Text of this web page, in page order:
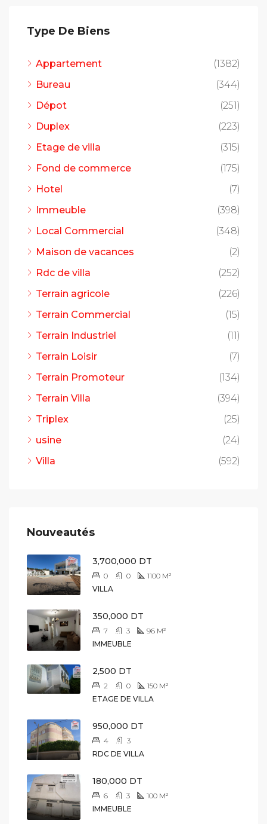
Type De Biens
Appartement
(1382)
Bureau
(344)
Dépot
(251)
Duplex
(223)
Etage de villa
(315)
Fond de commerce
(175)
Hotel
(7)
Immeuble
(398)
Local Commercial
(348)
Maison de vacances
(2)
Rdc de villa
(252)
Terrain agricole
(226)
Terrain Commercial
(15)
Terrain Industriel
(11)
Terrain Loisir
(7)
Terrain Promoteur
(134)
Terrain Villa
(394)
Triplex
(25)
usine
(24)
Villa
(592)
Nouveautés
3,700,000 DT
0 0 1100 M²
VILLA
350,000 DT
7 3 96 M²
IMMEUBLE
2,500 DT
2 0 150 M²
ETAGE DE VILLA
950,000 DT
4
3
RDC DE VILLA
180,000 DT
6 3 100 M²
IMMEUBLE